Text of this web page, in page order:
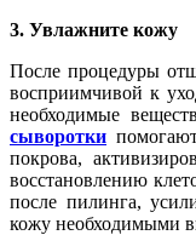
3. Увлажните кожу
После процедуры
восприимчивой к
необходимые
сыворотки
покрова,
восстановлению
после пилинга,
кожу необходимыми